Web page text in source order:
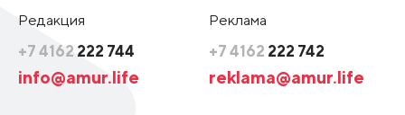
Редакция
+7 4162 222 744
info@amur.life
Реклама
+7 4162 222 742
reklama@amur.life